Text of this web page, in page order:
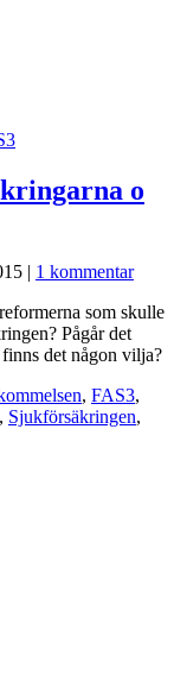
o
1 kommentar
som skulle
Pågår det
det någon vilja?
, FAS3,
, Sjukförsäkringen,